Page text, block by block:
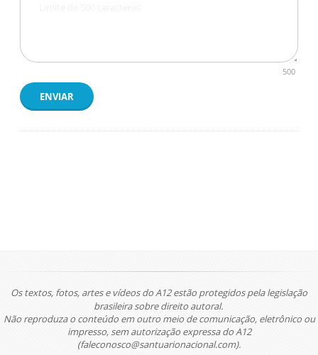
500
ENVIAR
Os textos, fotos, artes e vídeos do A12 estão protegidos pela legislação
brasileira sobre direito autoral.
Não reproduza o conteúdo em outro meio de comunicação, eletrônico ou
impresso, sem autorização expressa do A12
(faleconosco@santuarionacional.com).